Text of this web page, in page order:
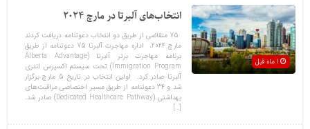
انتخاب‌های آلبرتا در مارچ 2024
75 متقاضی از طریق دو انتخاب دعوتنامه دریافت کردند
مارچ 2024، اداره مهاجرت آلبرتا 75 دعوتنامه از طریق
برنامه مهاجرت برتر آلبرتا (Alberta Advantage
Immigration Program) تحت سیستم اکسپرس انتری
آلبرتا صادر کرد. اولین انتخاب در تاریخ 5 مارچ برگزار
شد و 34 دعوتنامه‌‌ از طریق مسیر اختصاصی مراقبت‌های
بهداشتی (Dedicated Healthcare Pathway) صادر شد.
[…]